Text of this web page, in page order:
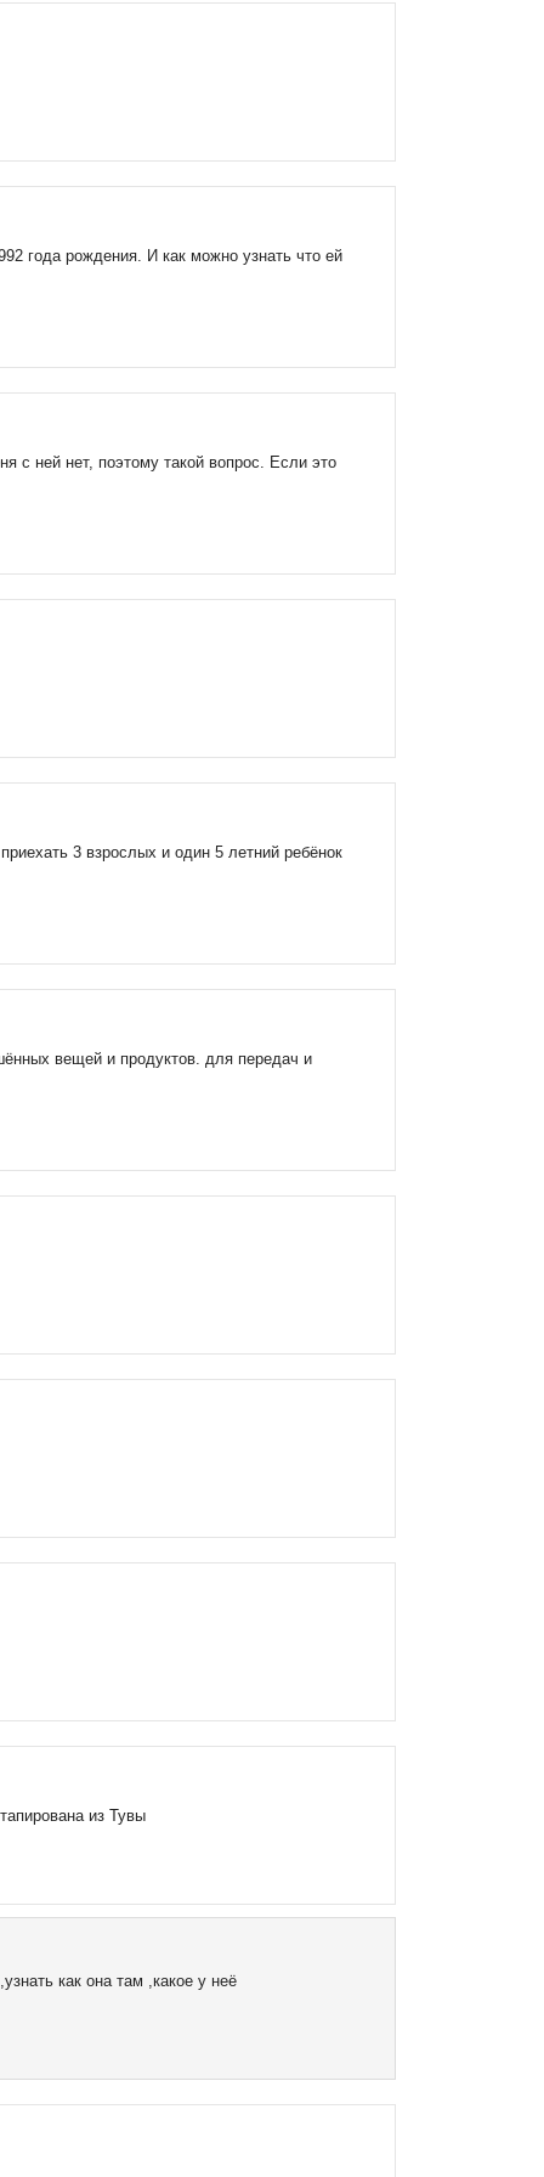
года рождения. И как можно узнать что ей
с ней нет, поэтому такой вопрос. Если это
3 взрослых и один 5 летний ребёнок
вещей и продуктов. для передач и
из Тувы
как она там ,какое у неё